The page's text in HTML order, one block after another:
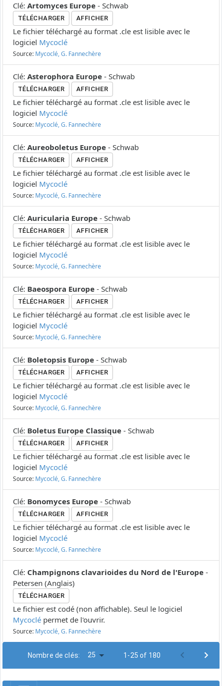
Clé: Artomyces Europe - Schwab
TÉLÉCHARGER AFFICHER
Le fichier téléchargé au format .cle est lisible avec le
logiciel Mycoclé
Source: Mycoclé, G. Fannechère
Clé: Asterophora Europe - Schwab
TÉLÉCHARGER AFFICHER
Le fichier téléchargé au format .cle est lisible avec le
logiciel Mycoclé
Source: Mycoclé, G. Fannechère
Clé: Aureoboletus Europe - Schwab
TÉLÉCHARGER AFFICHER
Le fichier téléchargé au format .cle est lisible avec le
logiciel Mycoclé
Source: Mycoclé, G. Fannechère
Clé: Auricularia Europe - Schwab
TÉLÉCHARGER AFFICHER
Le fichier téléchargé au format .cle est lisible avec le
logiciel Mycoclé
Source: Mycoclé, G. Fannechère
Clé: Baeospora Europe - Schwab
TÉLÉCHARGER AFFICHER
Le fichier téléchargé au format .cle est lisible avec le
logiciel Mycoclé
Source: Mycoclé, G. Fannechère
Clé: Boletopsis Europe - Schwab
TÉLÉCHARGER AFFICHER
Le fichier téléchargé au format .cle est lisible avec le
logiciel Mycoclé
Source: Mycoclé, G. Fannechère
Clé: Boletus Europe Classique - Schwab
TÉLÉCHARGER AFFICHER
Le fichier téléchargé au format .cle est lisible avec le
logiciel Mycoclé
Source: Mycoclé, G. Fannechère
Clé: Bonomyces Europe - Schwab
TÉLÉCHARGER AFFICHER
Le fichier téléchargé au format .cle est lisible avec le
logiciel Mycoclé
Source: Mycoclé, G. Fannechère
Clé: Champignons clavarioides du Nord de l'Europe -
Petersen (Anglais)
TÉLÉCHARGER
Le fichier est codé (non affichable). Seul le logiciel
Mycoclé permet de l'ouvrir.
Source: Mycoclé, G. Fannechère
Nombre de clés: 25 1-25 of 180